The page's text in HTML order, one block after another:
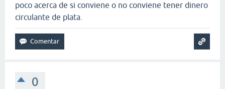
poco acerca de si conviene o no conviene tener dinero
circulante de plata.
0